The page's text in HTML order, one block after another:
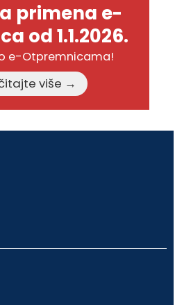
primena e-
od 1.1.2026.
e-Otpremnicama!
Pročitajte više →